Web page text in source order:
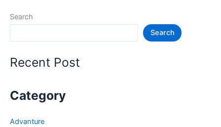
जगह
Vrindavan
Tourist
Search
Search
Recent Post
Category
Advanture